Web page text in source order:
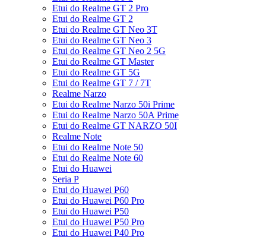
Etui do Realme GT 2 Pro
Etui do Realme GT 2
Etui do Realme GT Neo 3T
Etui do Realme GT Neo 3
Etui do Realme GT Neo 2 5G
Etui do Realme GT Master
Etui do Realme GT 5G
Etui do Realme GT 7 / 7T
Realme Narzo
Etui do Realme Narzo 50i Prime
Etui do Realme Narzo 50A Prime
Etui do Realme GT NARZO 50I
Realme Note
Etui do Realme Note 50
Etui do Realme Note 60
Etui do Huawei
Seria P
Etui do Huawei P60
Etui do Huawei P60 Pro
Etui do Huawei P50
Etui do Huawei P50 Pro
Etui do Huawei P40 Pro